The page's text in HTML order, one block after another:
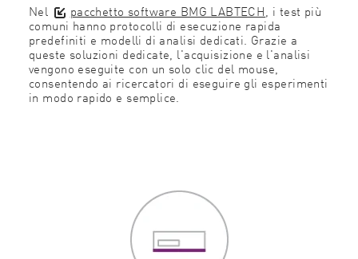
Nel
pacchetto software BMG LABTECH, i test più
comuni hanno protocolli di esecuzione rapida
predefiniti e modelli di analisi dedicati. Grazie a
queste soluzioni dedicate, l'acquisizione e l'analisi
vengono eseguite con un solo clic del mouse,
consentendo ai ricercatori di eseguire gli esperimenti
in modo rapido e semplice.